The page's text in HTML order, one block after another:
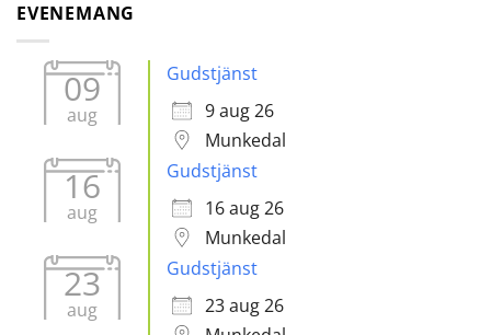
EVENEMANG
09
aug
Gudstjänst
9 aug 26
Munkedal
16
aug
Gudstjänst
16 aug 26
Munkedal
23
aug
Gudstjänst
23 aug 26